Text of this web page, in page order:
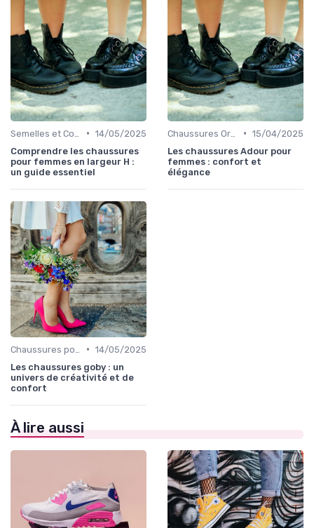
• 14/05/2025
Comprendre les chaussures
pour femmes en largeur H :
un guide essentiel
• 15/04/2025
Les chaussures Adour pour
femmes : confort et
élégance
• 14/05/2025
Les chaussures goby : un
univers de créativité et de
confort
À lire aussi